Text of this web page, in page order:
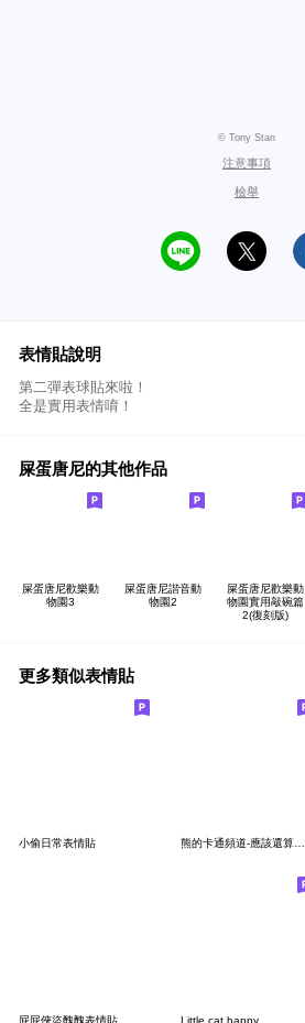
© Tony Stan
注意事項
檢舉
表情貼說明
第二彈表球貼來啦！
全是實用表情唷！
屎蛋唐尼的其他作品
屎蛋唐尼歡樂動
物園3
屎蛋唐尼諧音動
物園2
屎蛋唐尼歡樂動
物園實用敲碗篇
2(復刻版)
更多類似表情貼
小偷日常表情貼